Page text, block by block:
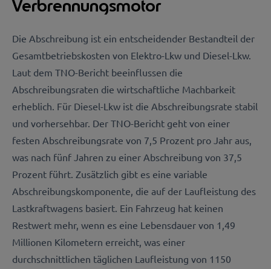
Verbrennungsmotor
Die Abschreibung ist ein entscheidender Bestandteil der
Gesamtbetriebskosten von Elektro-Lkw und Diesel-Lkw.
Laut dem TNO-Bericht beeinflussen die
Abschreibungsraten die wirtschaftliche Machbarkeit
erheblich. Für Diesel-Lkw ist die Abschreibungsrate stabil
und vorhersehbar. Der TNO-Bericht geht von einer
festen Abschreibungsrate von 7,5 Prozent pro Jahr aus,
was nach fünf Jahren zu einer Abschreibung von 37,5
Prozent führt. Zusätzlich gibt es eine variable
Abschreibungskomponente, die auf der Laufleistung des
Lastkraftwagens basiert. Ein Fahrzeug hat keinen
Restwert mehr, wenn es eine Lebensdauer von 1,49
Millionen Kilometern erreicht, was einer
durchschnittlichen täglichen Laufleistung von 1150